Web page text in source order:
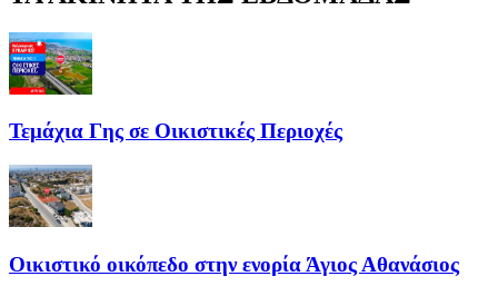
Τεμάχια Γης σε Οικιστικές Περιοχές
Οικιστικό οικόπεδο στην ενορία Άγιος Αθανάσιος